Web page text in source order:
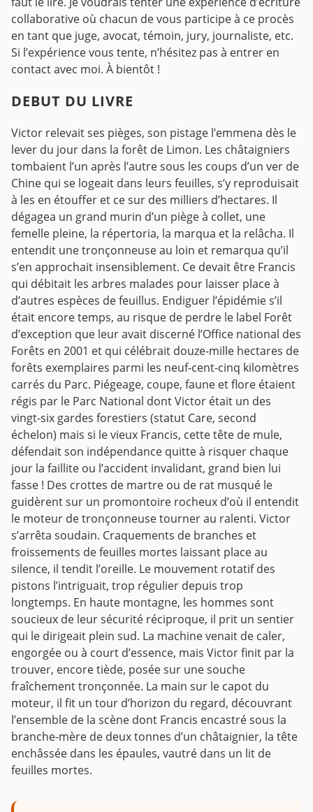
collaborative où chacun de vous participe à ce procès
en tant que juge, avocat, témoin, jury, journaliste, etc.
Si l’expérience vous tente, n’hésitez pas à entrer en
contact avec moi. À bientôt !
DEBUT DU LIVRE
Victor relevait ses pièges, son pistage l’emmena dès le
lever du jour dans la forêt de Limon. Les châtaigniers
tombaient l’un après l’autre sous les coups d’un ver de
Chine qui se logeait dans leurs feuilles, s’y reproduisait
à les en étouffer et ce sur des milliers d’hectares. Il
dégagea un grand murin d’un piège à collet, une
femelle pleine, la répertoria, la marqua et la relâcha. Il
entendit une tronçonneuse au loin et remarqua qu’il
s’en approchait insensiblement. Ce devait être Francis
qui débitait les arbres malades pour laisser place à
d’autres espèces de feuillus. Endiguer l’épidémie s’il
était encore temps, au risque de perdre le label Forêt
d’exception que leur avait discerné l’Office national des
Forêts en 2001 et qui célébrait douze-mille hectares de
forêts exemplaires parmi les neuf-cent-cinq kilomètres
carrés du Parc. Piégeage, coupe, faune et flore étaient
régis par le Parc National dont Victor était un des
vingt-six gardes forestiers (statut Care, second
échelon) mais si le vieux Francis, cette tête de mule,
défendait son indépendance quitte à risquer chaque
jour la faillite ou l’accident invalidant, grand bien lui
fasse ! Des crottes de martre ou de rat musqué le
guidèrent sur un promontoire rocheux d’où il entendit
le moteur de tronçonneuse tourner au ralenti. Victor
s’arrêta soudain. Craquements de branches et
froissements de feuilles mortes laissant place au
silence, il tendit l’oreille. Le mouvement rotatif des
pistons l’intriguait, trop régulier depuis trop
longtemps. En haute montagne, les hommes sont
soucieux de leur sécurité réciproque, il prit un sentier
qui le dirigeait plein sud. La machine venait de caler,
engorgée ou à court d’essence, mais Victor finit par la
trouver, encore tiède, posée sur une souche
fraîchement tronçonnée. La main sur le capot du
moteur, il fit un tour d’horizon du regard, découvrant
l’ensemble de la scène dont Francis encastré sous la
branche-mère de deux tonnes d’un châtaignier, la tête
enchâssée dans les épaules, vautré dans un lit de
feuilles mortes.